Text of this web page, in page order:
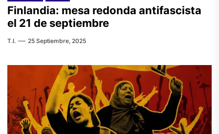
Finlandia: mesa redonda antifascista
el 21 de septiembre
T.I. 25 Septiembre, 2025